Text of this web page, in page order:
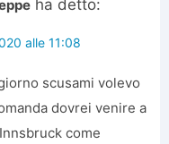
ha detto:
alle 11:08
scusami volevo
dovrei venire a
come